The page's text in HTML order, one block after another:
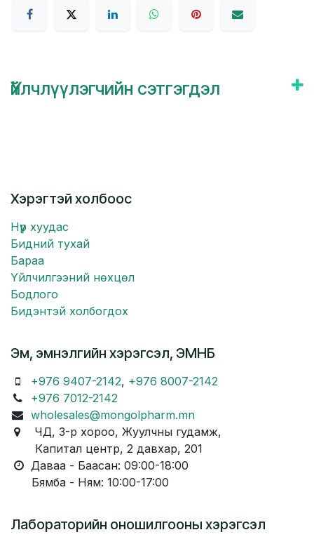
Үйлчлүүлэгчийн сэтгэгдэл
Хэрэгтэй холбоос
Нүүр хуудас
Бидний тухай
Бараа
Үйлчилгээний нөхцөл
Бодлого
Бидэнтэй холбогдох
Эм, эмнэлгийн хэрэгсэл, ЭМНБ
+976 9407-2142, +976 8007-2142
+976 7012-2142
wholesales@mongolpharm.mn
ЧД, 3-р хороо, Жуулчны гудамж,
Капитал центр, 2 давхар, 201
Даваа - Баасан: 09:00-18:00
Бямба - Ням: 10:00-17:00
Лабораторийн оношилгооны хэрэгсэл